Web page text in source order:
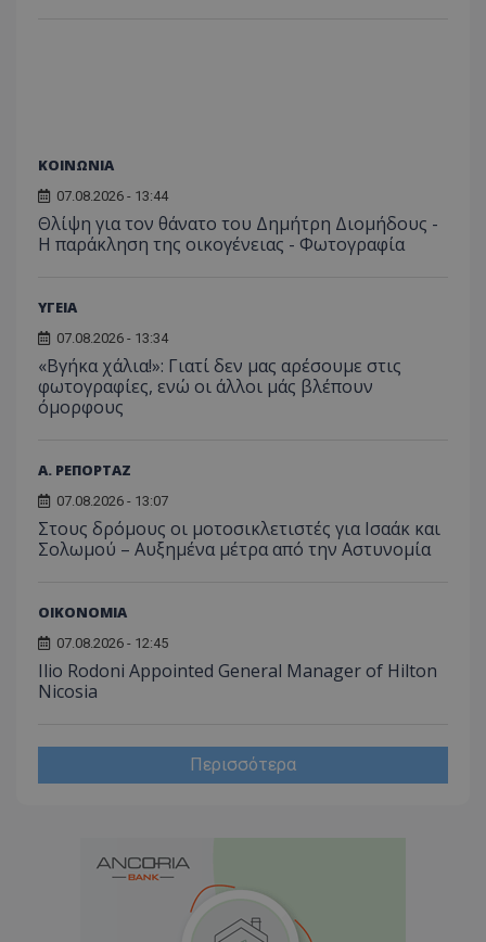
ΚΟΙΝΩΝΙΑ
07.08.2026 - 13:44
Θλίψη για τον θάνατο του Δημήτρη Διομήδους -
Η παράκληση της οικογένειας - Φωτογραφία
ΥΓΕΙΑ
07.08.2026 - 13:34
«Βγήκα χάλια!»: Γιατί δεν μας αρέσουμε στις
φωτογραφίες, ενώ οι άλλοι μάς βλέπουν
όμορφους
Α. ΡΕΠΟΡΤΑΖ
07.08.2026 - 13:07
Στους δρόμους οι μοτοσικλετιστές για Ισαάκ και
Σολωμού – Αυξημένα μέτρα από την Αστυνομία
ΟΙΚΟΝΟΜΙΑ
07.08.2026 - 12:45
Ilio Rodoni Appointed General Manager of Hilton
Nicosia
Περισσότερα